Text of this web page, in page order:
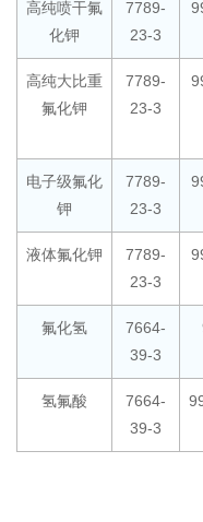
高纯喷干氟
化钾
7789-
23-3
高纯大比重
氟化钾
7789-
23-3
电子级氟化
钾
7789-
23-3
液体氟化钾
7789-
23-3
氟化氢
7664-
39-3
氢氟酸
7664-
39-3